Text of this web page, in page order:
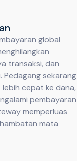
global
transaksi, dan
Pedagang sekarang
cepat ke dana,
pembayaran
memperluas
mata